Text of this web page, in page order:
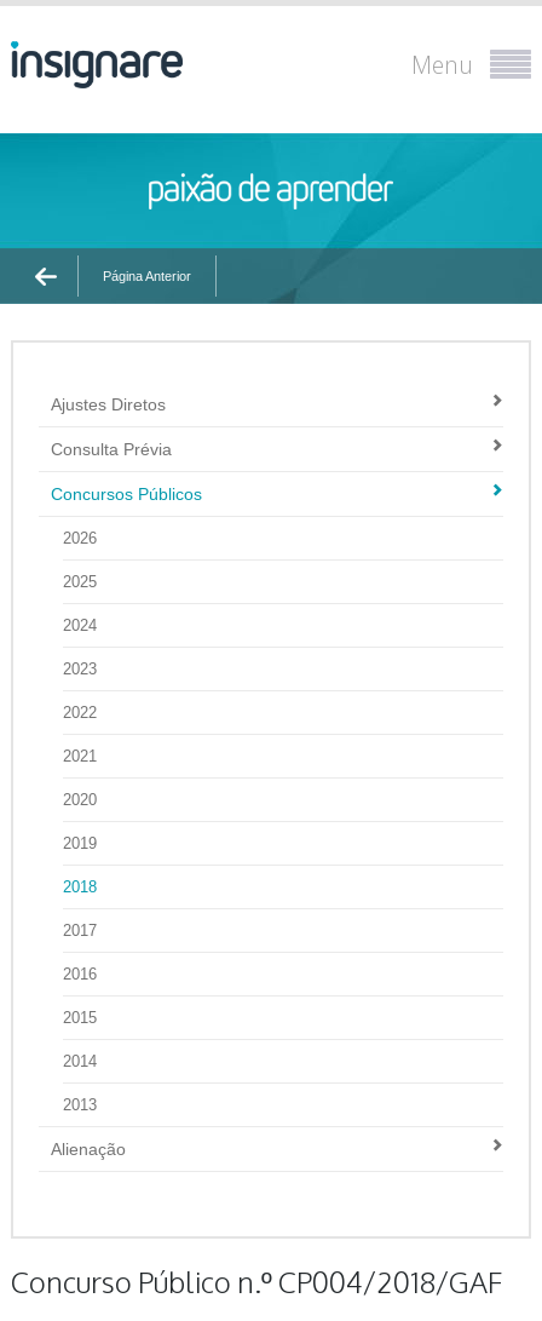
Menu
Página Anterior
Ajustes Diretos
Consulta Prévia
Concursos Públicos
2026
2025
2024
2023
2022
2021
2020
2019
2018
2017
2016
2015
2014
2013
Alienação
Concurso Público n.º CP004/2018/GAF